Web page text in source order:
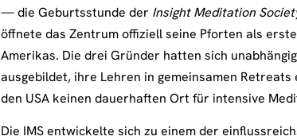
— die Geburtsstunde der Insight Meditation
öffnete das Zentrum offiziell seine Pforten als
Amerikas. Die drei Gründer hatten sich
ausgebildet, ihre Lehren in gemeinsamen
den USA keinen dauerhaften Ort für intensive
Die IMS entwickelte sich zu einem der